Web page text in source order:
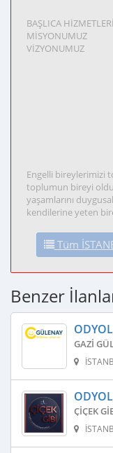
BAŞLICA
MİSYONUMUZ
VİZYONUMUZ
Engelli bireylerimizi
toplumun bireyi
yaşamlarını
kendilerine yeten
Tüm
Benzer
GAZI
ÇIÇEK